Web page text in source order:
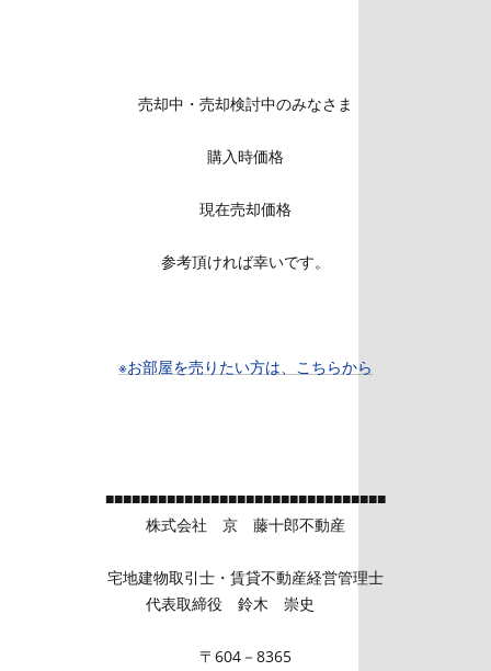
売却中・売却検討中のみなさま
購入時価格
現在売却価格
参考頂ければ幸いです。
※お部屋を売りたい方は、こちらから
■■■■■■■■■■■■■■■■■■■■■■■■■■■■■■■■
株式会社 京 藤十郎不動産
宅地建物取引士・賃貸不動産経営管理士
代表取締役 鈴木 崇史
〒604－8365